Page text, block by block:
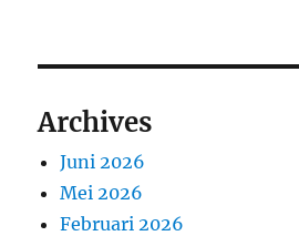
Archives
Juni 2026
Mei 2026
Februari 2026